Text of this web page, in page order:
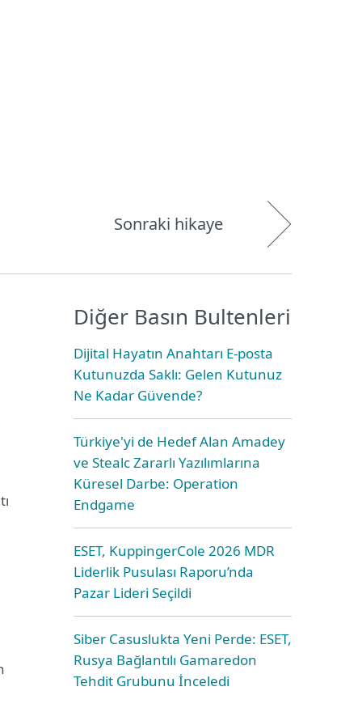
Sonraki hikaye
Diğer Basın Bultenleri
Dijital Hayatın Anahtarı E-posta
Kutunuzda Saklı: Gelen Kutunuz
Ne Kadar Güvende?
Türkiye'yi de Hedef Alan Amadey
ve Stealc Zararlı Yazılımlarına
Küresel Darbe: Operation
Endgame
ESET, KuppingerCole 2026 MDR
Liderlik Pusulası Raporu’nda
Pazar Lideri Seçildi
Siber Casuslukta Yeni Perde: ESET,
Rusya Bağlantılı Gamaredon
Tehdit Grubunu İnceledi